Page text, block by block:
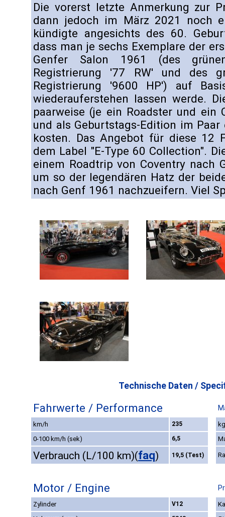
Die vorerst letzte Anmerkung zur
dann jedoch im März 2021 noch
kündigte angesichts des 60.
dass man je sechs Exemplare der
Genfer Salon 1961 (des
Registrierung '77 RW' und des
Registrierung '9600 HP') auf
wiederauferstehen lassen werde.
paarweise (je ein Roadster und ein
und als Geburtstags-Edition im
kosten. Das Angebot für diese 12
dem Label "E-Type 60 Collection".
einem Roadtrip von Coventry nach
um so der legendären Hatz der
nach Genf 1961 nachzueifern. Viel
Technische Daten /
Fahrwerte / Performance
km/h 235
0-100 km/h (sek)
6,5
Verbrauch (L/100 km)(faq) 19,5 (Test)
Motor / Engine
Zylinder V12